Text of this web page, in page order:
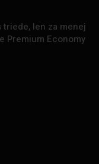
triede, len za menej
Premium Economy